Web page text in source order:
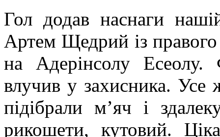
Гол додав наснаги
Артем Щедрий із правого
на Адерінсолу
влучив у захисника. Усе
підібрали м’яч і
рикошети, кутовий.